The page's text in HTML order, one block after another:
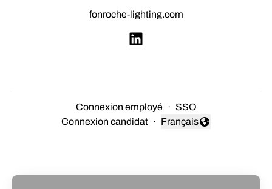
fonroche-lighting.com
Connexion employé · SSO
Connexion candidat ·
Changer la langue
Français